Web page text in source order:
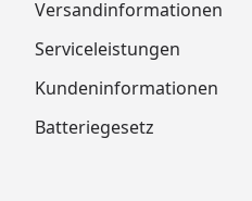
Versandinformationen
Serviceleistungen
Kundeninformationen
Batteriegesetz